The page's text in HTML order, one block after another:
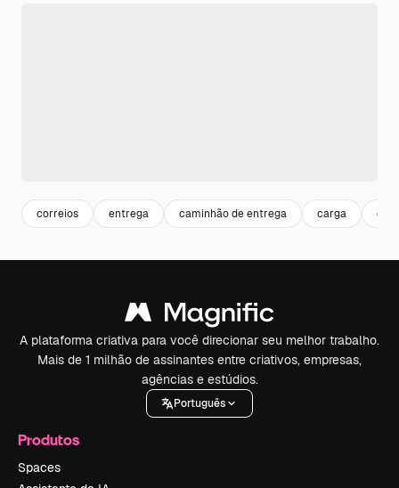
correios entrega caminhão de entrega carga
A plataforma criativa para você direcionar seu melhor trabalho.
Mais de 1 milhão de assinantes entre criativos, empresas,
agências e estúdios.
Português
Produtos
Spaces